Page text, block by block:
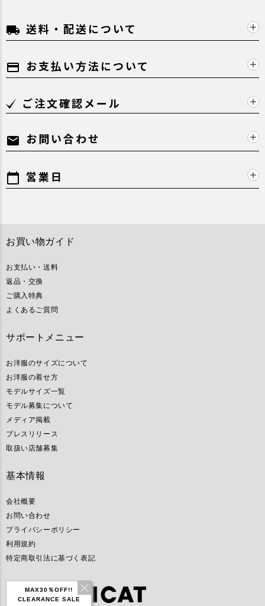
MAX30％OFF!!
CLEARANCE SALE
local_shipping 送料・配送について
payment お支払い方法について
ご注文確認メール
mail お問い合わせ
calendar_today 営業日
お買い物ガイド
お支払い・送料
返品・交換
ご購入特典
よくあるご質問
サポートメニュー
お洋服のサイズについて
お洋服の着せ方
モデルサイズ一覧
モデル募集について
メディア掲載
プレスリリース
取扱い店舗募集
基本情報
会社概要
お問い合わせ
プライバシーポリシー
利用規約
特定商取引法に基づく表記